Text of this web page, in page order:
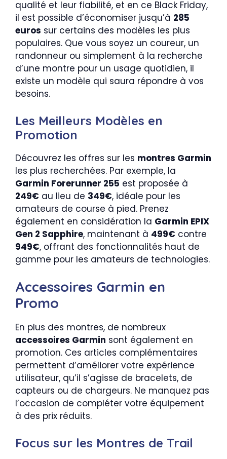
qualité et leur fiabilité, et en ce Black Friday,
il est possible d’économiser jusqu’à 285
euros sur certains des modèles les plus
populaires. Que vous soyez un coureur, un
randonneur ou simplement à la recherche
d’une montre pour un usage quotidien, il
existe un modèle qui saura répondre à vos
besoins.
Les Meilleurs Modèles en
Promotion
Découvrez les offres sur les montres Garmin
les plus recherchées. Par exemple, la
Garmin Forerunner 255 est proposée à
249€ au lieu de 349€, idéale pour les
amateurs de course à pied. Prenez
également en considération la Garmin EPIX
Gen 2 Sapphire, maintenant à 499€ contre
949€, offrant des fonctionnalités haut de
gamme pour les amateurs de technologies.
Accessoires Garmin en
Promo
En plus des montres, de nombreux
accessoires Garmin sont également en
promotion. Ces articles complémentaires
permettent d’améliorer votre expérience
utilisateur, qu’il s’agisse de bracelets, de
capteurs ou de chargeurs. Ne manquez pas
l’occasion de compléter votre équipement
à des prix réduits.
Focus sur les Montres de Trail